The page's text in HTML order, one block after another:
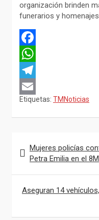
organización brinden
funerarios y
F
a
c
e
b
o
W
h
a
t
A
T
e
l
g
E
m
i
Etiquetas: TMNoticias
de
entradas
Mujeres policías
Petra Emilia en el 8M
Aseguran 14